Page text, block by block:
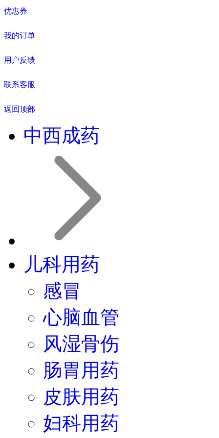
优惠券
我的订单
用户反馈
联系客服
返回顶部
中西成药
儿科用药
感冒
心脑血管
风湿骨伤
肠胃用药
皮肤用药
妇科用药